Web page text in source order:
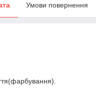
Умови повернення